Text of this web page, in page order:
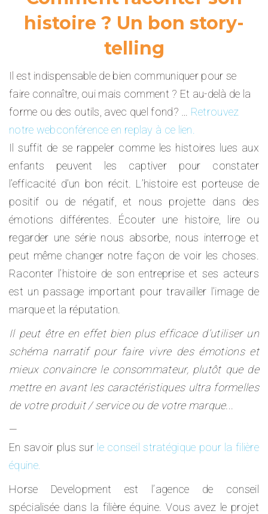
histoire ? Un bon story-
telling
Il est indispensable de bien communiquer pour se
faire connaître, oui mais comment ? Et au-delà de la
forme ou des outils, avec quel fond? … Retrouvez
notre webconférence en replay à ce lien.
Il suffit de se rappeler comme les histoires lues aux
enfants peuvent les captiver pour constater
l’efficacité d’un bon récit. L’histoire est porteuse de
positif ou de négatif, et nous projette dans des
émotions différentes. Écouter une histoire, lire ou
regarder une série nous absorbe, nous interroge et
peut même changer notre façon de voir les choses.
Raconter l’histoire de son entreprise et ses acteurs
est un passage important pour travailler l’image de
marque et la réputation.
Il peut être en effet bien plus efficace d’utiliser un
schéma narratif pour faire vivre des émotions et
mieux convaincre le consommateur, plutôt que de
mettre en avant les caractéristiques ultra formelles
de votre produit / service ou de votre marque.
—
En savoir plus sur le conseil stratégique pour la filière
équine.
Horse Development est l’agence de conseil
spécialisée dans la filière équine. Vous avez le projet